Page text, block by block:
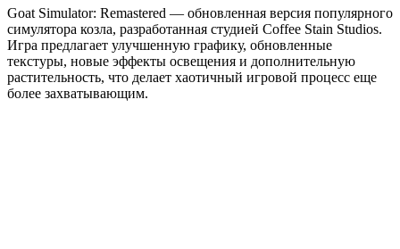
Goat Simulator: Remastered — обновленная версия популярного
симулятора козла, разработанная студией Coffee Stain Studios.
Игра предлагает улучшенную графику, обновленные
текстуры, новые эффекты освещения и дополнительную
растительность, что делает хаотичный игровой процесс еще
более захватывающим.